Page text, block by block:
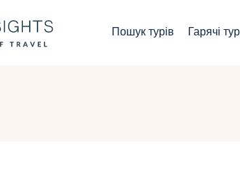
Пошук турів Гарячі